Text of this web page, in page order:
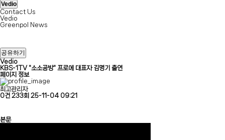
Vedio
Contact Us
Vedio
Greenpol News
공유하기
Vedio
KBS-1TV "소소공방" 프로에 대표자 김명기 출연
페이지 정보
최고관리자
0건 233회 25-11-04 09:21
본문